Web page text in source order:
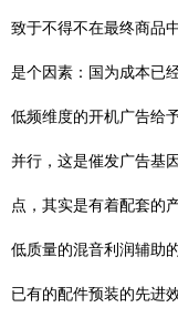
致于不得不在最终商品
是个因素：国为成本已
低频维度的开机广告给
并行，这是催发广告基
点，其实是有着配套的
低质量的混音利润辅助
已有的配件预装的先进